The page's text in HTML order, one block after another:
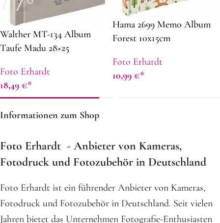
Walther MT-134 Album
Taufe Madu 28×25
Foto Erhardt
18,49 €
Hama 2699 Memo Album
Forest 10x15cm
Foto Erhardt
10,99 €
Informationen zum Shop
Foto Erhardt - Anbieter von Kameras,
Fotodruck und Fotozubehör in Deutschland
Foto Erhardt ist ein führender Anbieter von Kameras,
Fotodruck und Fotozubehör in Deutschland. Seit vielen
Jahren bietet das Unternehmen Fotografie-Enthusiasten